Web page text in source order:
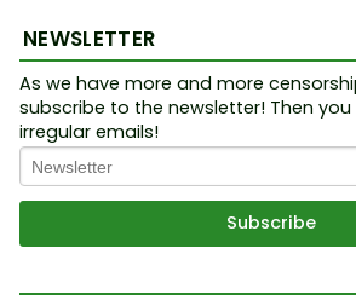
VirusDroit
ageddonPCR Test A.I.
mologie Viren
Sprache
ist
mittelkrise
oaxElectionmRNA
NEWSLETTER
As we have more and more
subscribe to the newsletter! Then you
irregular emails!